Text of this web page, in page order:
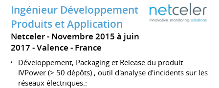
Ingénieur Développement
Produits et Application
Netceler
Novembre 2015 à juin
2017 Valence France
Développement, Packaging et Release du produit
IVPower (> 50 dépôts) , outil d'analyse d'incidents sur les
réseaux électriques.: